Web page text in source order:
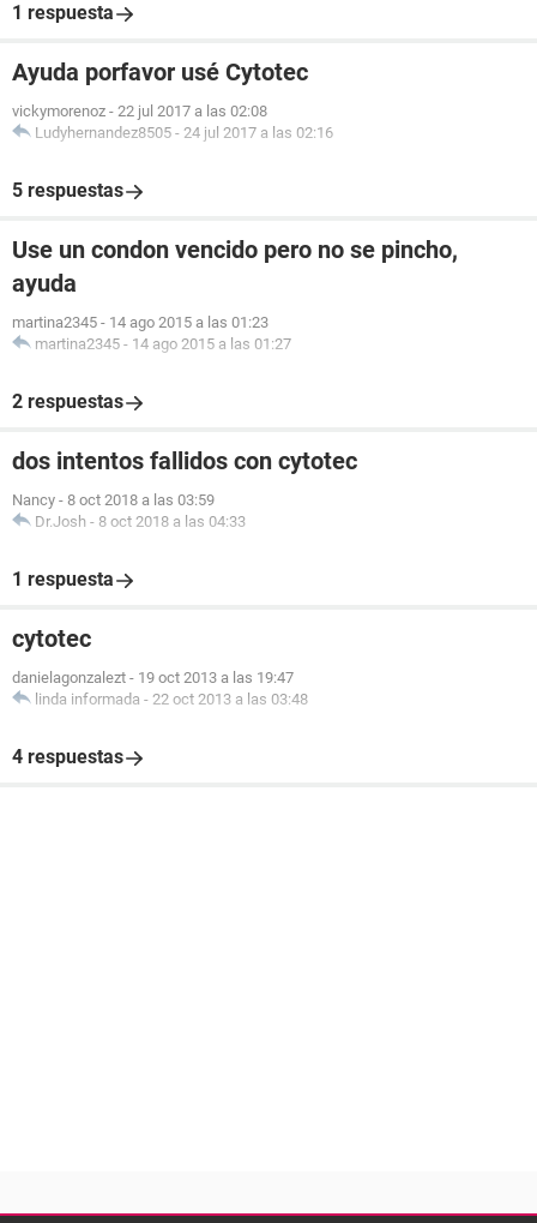
1 respuesta
Ayuda porfavor usé Cytotec
vickymorenoz - 22 jul 2017 a las 02:08
Ludyhernandez8505 - 24 jul 2017 a las 02:16
5 respuestas
Use un condon vencido pero no se pincho,
ayuda
martina2345 - 14 ago 2015 a las 01:23
martina2345 - 14 ago 2015 a las 01:27
2 respuestas
dos intentos fallidos con cytotec
Nancy - 8 oct 2018 a las 03:59
Dr.Josh - 8 oct 2018 a las 04:33
1 respuesta
cytotec
danielagonzalezt - 19 oct 2013 a las 19:47
linda informada - 22 oct 2013 a las 03:48
4 respuestas